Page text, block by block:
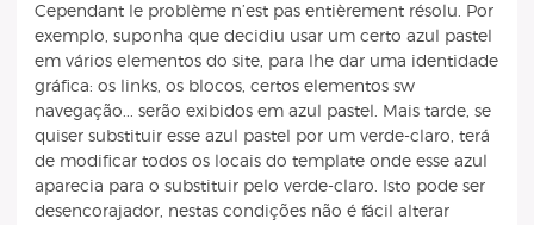
Cependant le problème n’est pas entièrement résolu. Por
exemplo, suponha que decidiu usar um certo azul pastel
em vários elementos do site, para lhe dar uma identidade
gráfica: os links, os blocos, certos elementos sw
navegação... serão exibidos em azul pastel. Mais tarde, se
quiser substituir esse azul pastel por um verde-claro, terá
de modificar todos os locais do template onde esse azul
aparecia para o substituir pelo verde-claro. Isto pode ser
desencorajador, nestas condições não é fácil alterar